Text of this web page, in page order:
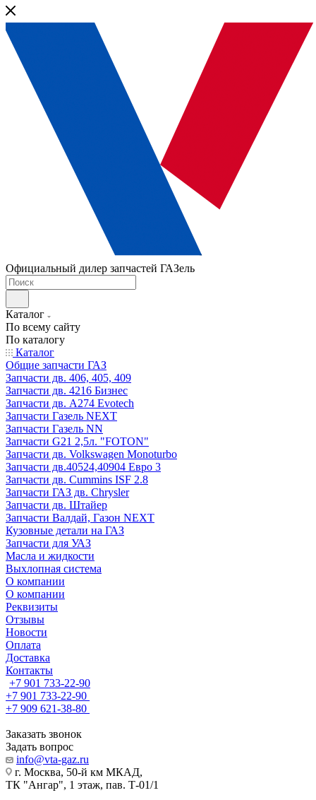
Официальный дилер запчастей ГАЗель
Каталог
По всему сайту
По каталогу
Каталог
Общие запчасти ГАЗ
Запчасти дв. 406, 405, 409
Запчасти дв. 4216 Бизнес
Запчасти дв. A274 Evotech
Запчасти Газель NEXT
Запчасти Газель NN
Запчасти G21 2,5л. "FOTON"
Запчасти дв. Volkswagen Monoturbo
Запчасти дв.40524,40904 Евро 3
Запчасти дв. Cummins ISF 2.8
Запчасти ГАЗ дв. Chrysler
Запчасти дв. Штайер
Запчасти Валдай, Газон NEXT
Кузовные детали на ГАЗ
Запчасти для УАЗ
Масла и жидкости
Выхлопная система
О компании
О компании
Реквизиты
Отзывы
Новости
Оплата
Доставка
Контакты
+7 901 733-22-90
+7 901 733-22-90
+7 909 621-38-80
Заказать звонок
Задать вопрос
info@vta-gaz.ru
г. Москва, 50-й км МКАД,
ТК "Ангар", 1 этаж, пав. Т-01/1